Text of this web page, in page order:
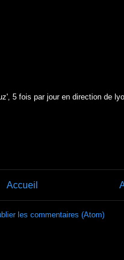
5 fois par jour en direction de
Accueil
les commentaires (Atom)